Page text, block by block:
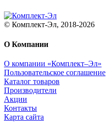
© Комплект-Эл, 2018-2026
О Компании
О компании «Комплект–Эл»
Пользовательское соглашение
Каталог товаров
Производители
Акции
Контакты
Карта сайта